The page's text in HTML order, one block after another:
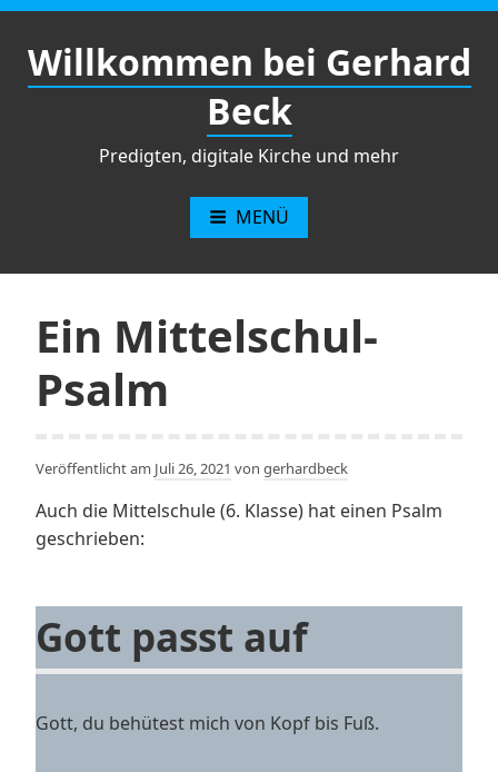
Zum
springen
Willkommen bei Gerhard
Beck
Predigten, digitale Kirche und mehr
MENÜ
Ein Mittelschul-
Psalm
Veröffentlicht am Juli 26, 2021 von gerhardbeck
Auch die Mittelschule (6. Klasse) hat einen Psalm
geschrieben:
Gott passt auf
Gott, du behütest mich von Kopf bis Fuß.